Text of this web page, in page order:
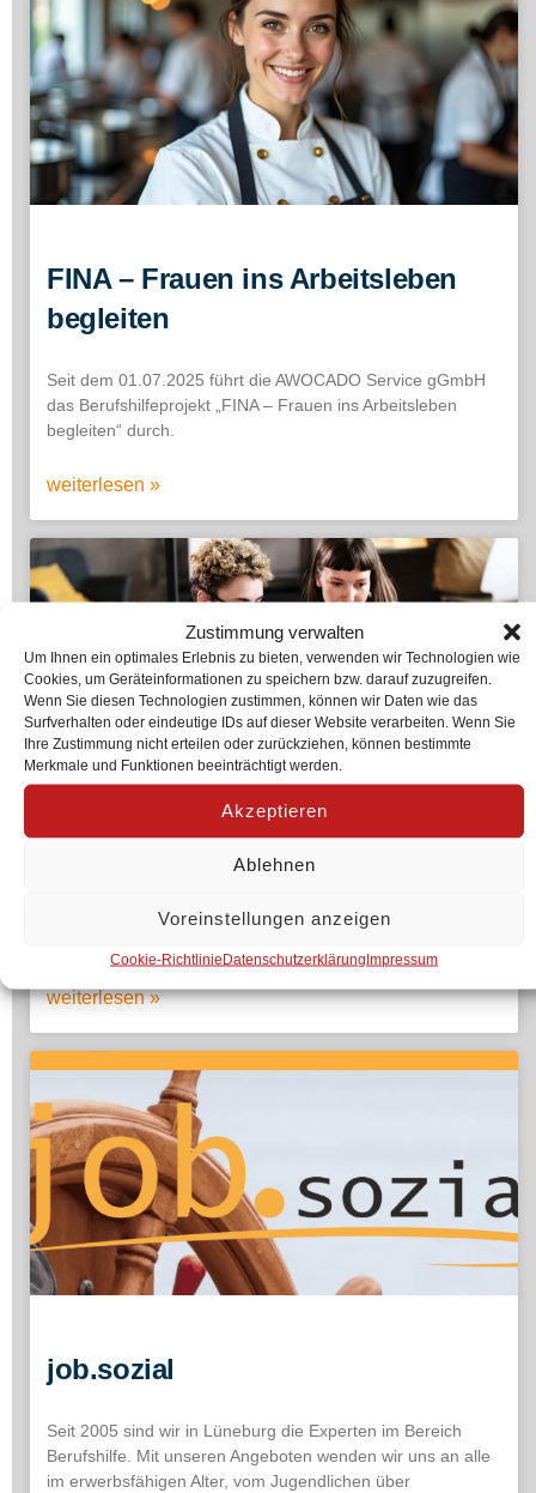
Zustimmung verwalten
Um Ihnen ein optimales Erlebnis zu bieten, verwenden wir Technologien wie
Cookies, um Geräteinformationen zu speichern bzw. darauf zuzugreifen.
Wenn Sie diesen Technologien zustimmen, können wir Daten wie das
Surfverhalten oder eindeutige IDs auf dieser Website verarbeiten. Wenn Sie
Ihre Zustimmung nicht erteilen oder zurückziehen, können bestimmte
Merkmale und Funktionen beeinträchtigt werden.
Akzeptieren
Ablehnen
Voreinstellungen anzeigen
Cookie-RichtlinieDatenschutzerklärungImpressum
FINA – Frauen ins Arbeitsleben
begleiten
Seit dem 01.07.2025 führt die AWOCADO Service gGmbH
das Berufshilfeprojekt „FINA – Frauen ins Arbeitsleben
begleiten“ durch.
weiterlesen »
Ein Beratungs- und Coachingangebot der AWOCADO
weiterlesen »
job.sozial
Seit 2005 sind wir in Lüneburg die Experten im Bereich
Berufshilfe. Mit unseren Angeboten wenden wir uns an alle
im erwerbsfähigen Alter, vom Jugendlichen über